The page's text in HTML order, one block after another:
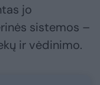
jo
sistemos –
ir vėdinimo.